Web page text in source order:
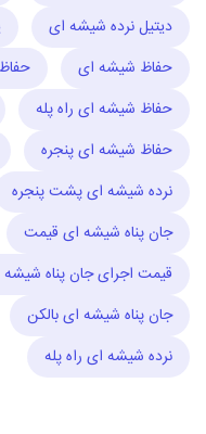
دیتیل نرده شیشه ای
حفاظ شیشه ای
حفاظ شیشه ای راه پله
حفاظ شیشه ای پنجره
نرده شیشه ای پشت پنجره
جان پناه شیشه ای قیمت
قیمت اجرای جان پناه
جان پناه شیشه ای بالکن
نرده شیشه ای راه پله